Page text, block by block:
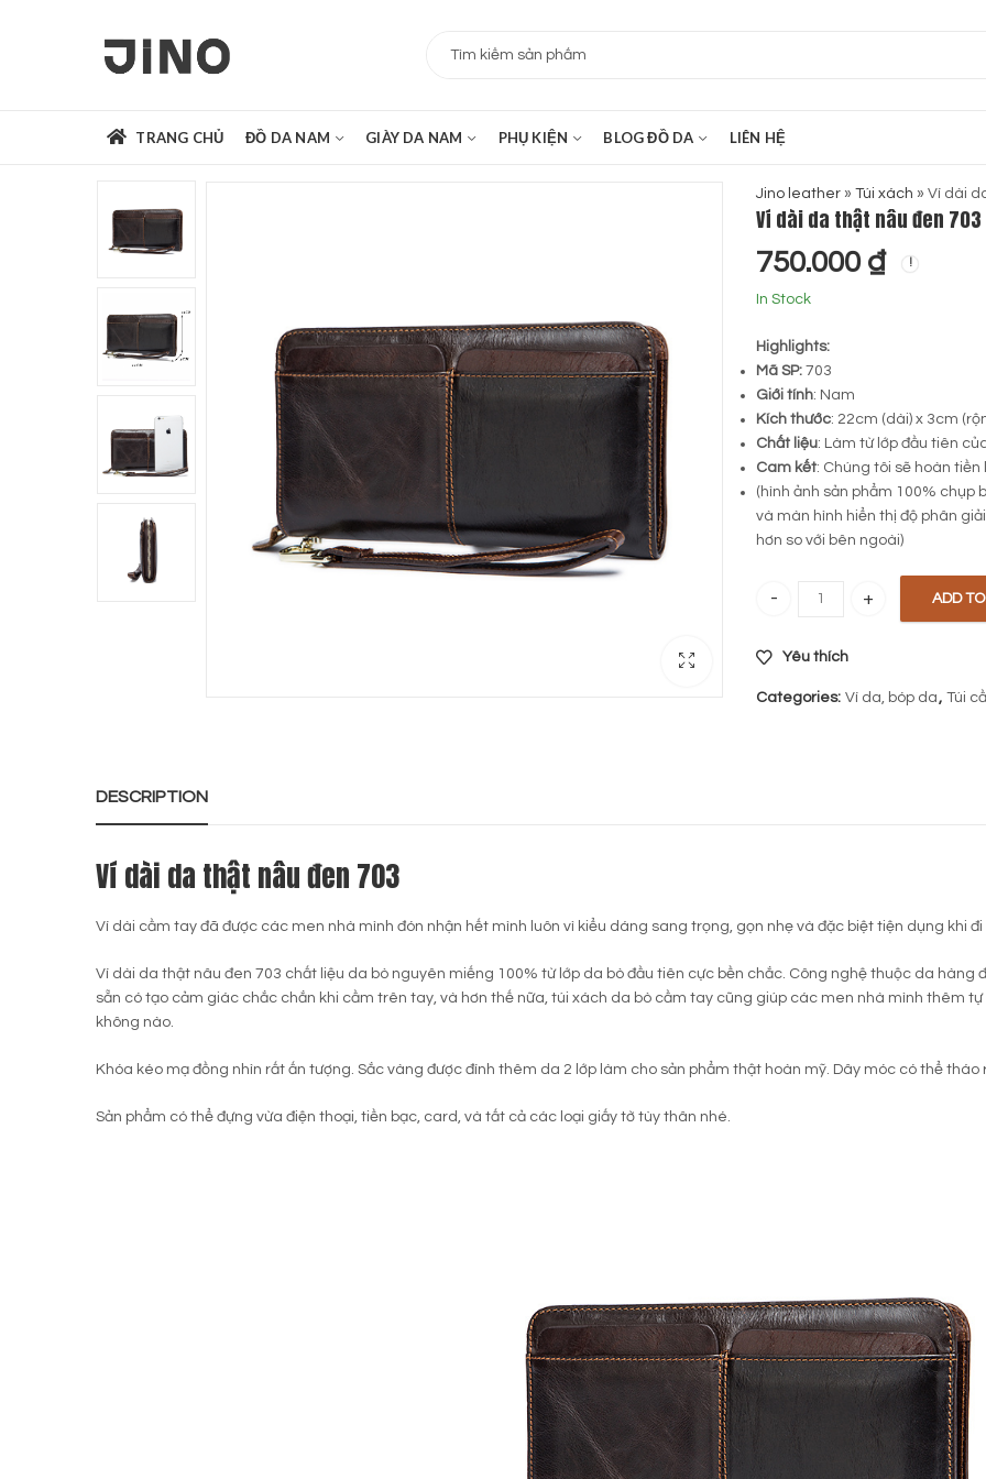
TRANG CHỦ ĐỒ DA NAM GIÀY DA NAM PHỤ KIỆN BLOG ĐỒ DA LIÊN HỆ
Jino leather » Túi xách » Ví dài
Ví dài da thật nâu đen 703
750.000 ₫
In Stock
Highlights:
Mã SP: 703
Giới tính: Nam
Kích thước: 22cm (dài) x 3cm
Chất liệu: Làm từ lớp đầu tiên
Cam kết: Chúng tôi sẽ hoàn
(hình ảnh sản phẩm 100%
và màn hình hiển thị độ phân
hơn so với bên ngoài)
Ví dài da thật nâu đen 703
ADD
Yêu thích
Categories: Ví da, bóp da, Túi
DESCRIPTION
Ví dài da thật nâu đen 703
Ví dài cầm tay đã được các men nhà mình đón nhận hết mình luôn vì kiểu dáng sang trọng, gọn nhẹ và đặc biệt tiện dụng khi
Ví dài da thật nâu đen 703 chất liệu da bò nguyên miếng 100% từ lớp da bò đầu tiên cực bền chắc. Công nghệ thuộc da hàng
sẵn có tạo cảm giác chắc chắn khi cầm trên tay, và hơn thế nữa, túi xách da bò cầm tay cũng giúp các men nhà mình thêm
không nào.
Khóa kéo mạ đồng nhìn rất ấn tượng. Sắc vàng được đính thêm da 2 lớp làm cho sản phẩm thật hoàn mỹ. Dây móc có thể
Sản phẩm có thể đựng vừa điện thoại, tiền bạc, card, và tất cả các loại giấy tờ tùy thân nhé.